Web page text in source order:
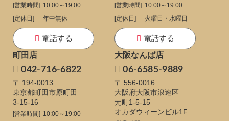
[営業時間] 10:00～19:00
[定休日]
年中無休
電話する
[営業時間] 10:00～19:00
[定休日]
火曜日・水曜日
電話する
町田店
042-716-6822
〒 194-0013
東京都町田市原町田
3-15-16
[営業時間] 10:00～19:00
大阪なんば店
06-6585-9889
〒 556-0016
大阪府大阪市浪速区
元町1-5-15
オカダウィーンビル1F